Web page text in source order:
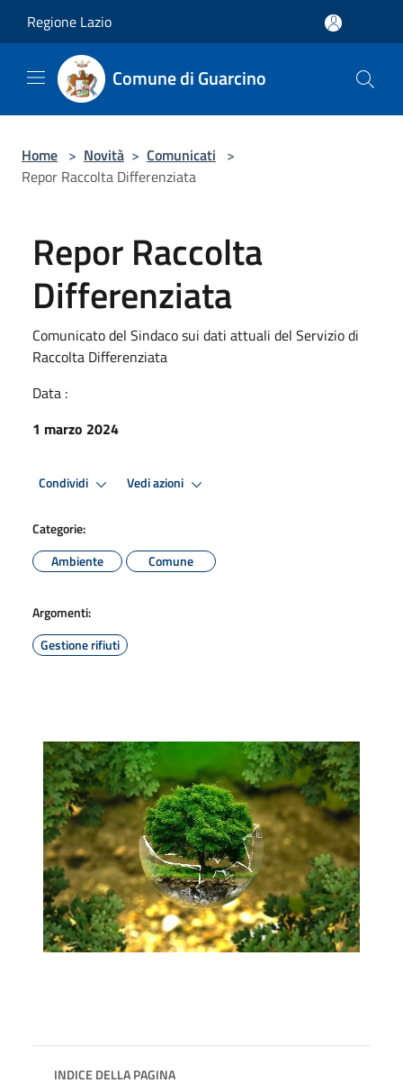
Regione Lazio
Comune di Guarcino
Home > Novità > Comunicati >
Repor Raccolta Differenziata
Repor Raccolta
Differenziata
Comunicato del Sindaco sui dati attuali del Servizio di
Raccolta Differenziata
Data :
1 marzo 2024
Condividi Vedi azioni
Categorie:
Ambiente
Comune
Argomenti:
Gestione rifiuti
INDICE DELLA PAGINA